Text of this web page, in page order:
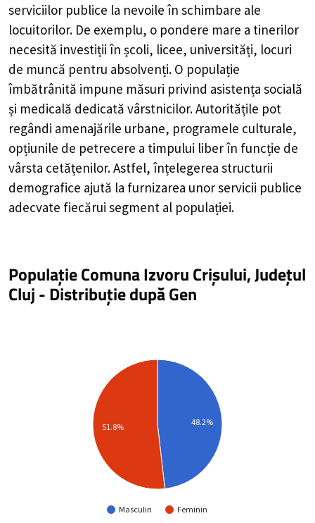
serviciilor publice la nevoile în schimbare ale
locuitorilor. De exemplu, o pondere mare a tinerilor
necesită investiții în școli, licee, universități, locuri
de muncă pentru absolvenți. O populație
îmbătrânită impune măsuri privind asistența socială
și medicală dedicată vârstnicilor. Autoritățile pot
regândi amenajările urbane, programele culturale,
opțiunile de petrecere a timpului liber în funcție de
vârsta cetățenilor. Astfel, înțelegerea structurii
demografice ajută la furnizarea unor servicii publice
adecvate fiecărui segment al populației.
Populație Comuna Izvoru Crișului, Județul
Cluj-Distribuțiedupă Gen
Masculin Feminin
48.2%
51.8%